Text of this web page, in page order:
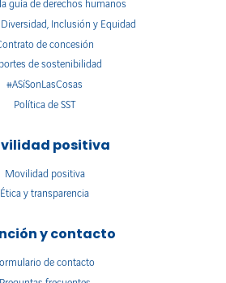
guía de derechos humanos
Inclusión y Equidad
de concesión
de sostenibilidad
#ASíSonLasCosas
Política de SST
positiva
Movilidad positiva
Ética y transparencia
y contacto
de contacto